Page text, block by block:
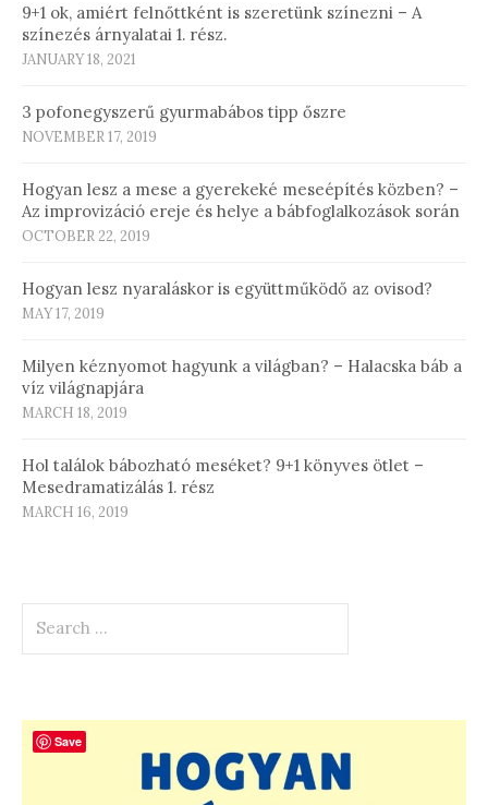
9+1 ok, amiért felnőttként is szeretünk színezni – A
színezés árnyalatai 1. rész.
JANUARY 18, 2021
3 pofonegyszerű gyurmabábos tipp őszre
NOVEMBER 17, 2019
Hogyan lesz a mese a gyerekeké meseépítés közben? –
Az improvizáció ereje és helye a bábfoglalkozások során
OCTOBER 22, 2019
Hogyan lesz nyaraláskor is együttműködő az ovisod?
MAY 17, 2019
Milyen kéznyomot hagyunk a világban? – Halacska báb a
víz világnapjára
MARCH 18, 2019
Hol találok bábozható meséket? 9+1 könyves ötlet –
Mesedramatizálás 1. rész
MARCH 16, 2019
for:
Save